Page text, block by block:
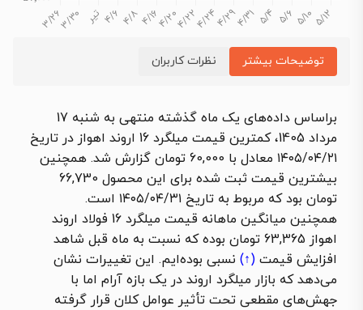
توضیحات بیشتر نظرات کاربران
براساس داده‌های یک ماه گذشته منتهی به شنبه 17
مرداد 1405، کمترین قیمت میلگرد 16 اروند اهواز در تاریخ
۱۴۰۵/۰۴/۲۱ معادل با 60,000 تومان گزارش شد. همچنین
بیشترین قیمت ثبت شده برای این محصول 66,730
تومان بود که مربوط به تاریخ ۱۴۰۵/۰۴/۳۱ است.
همچنین میانگین ماهانه قیمت میلگرد 16 فولاد اروند
اهواز 63,365 تومان بوده که نسبت به ماه قبل شاهد
افزایش قیمت (↑) نسبی بوده‌ایم. این تغییرات نشان
می‌دهد که بازار میلگرد اروند در یک بازه آرام اما با
جهش‌های مقطعی تحت تأثیر عوامل کلان قرار گرفته